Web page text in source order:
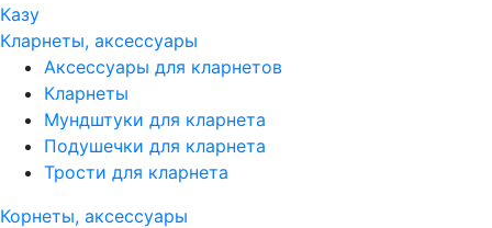
Казу
Кларнеты, аксессуары
Аксессуары для кларнетов
Кларнеты
Мундштуки для кларнета
Подушечки для кларнета
Трости для кларнета
Корнеты, аксессуары